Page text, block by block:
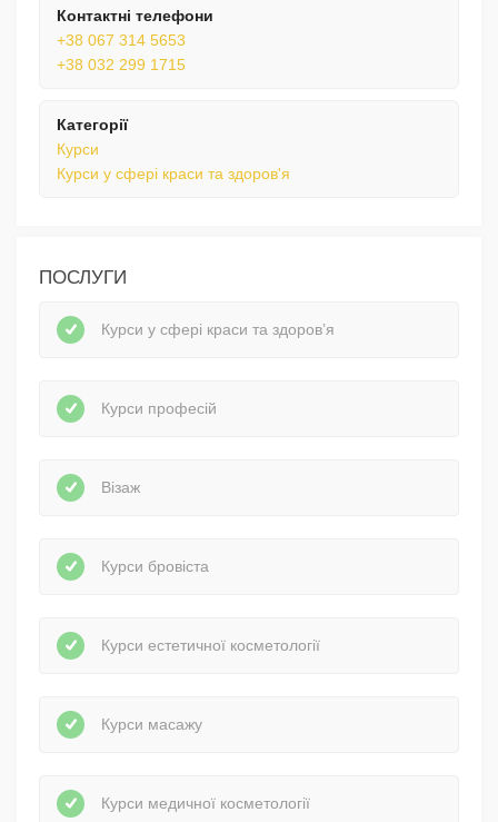
Контактні телефони
+38 067 314 5653
+38 032 299 1715
Категорії
Курси
Курси у сфері краси та здоров'я
ПОСЛУГИ
Курси у сфері краси та здоров’я
Курси професій
Візаж
Курси бровіста
Курси естетичної косметології
Курси масажу
Курси медичної косметології